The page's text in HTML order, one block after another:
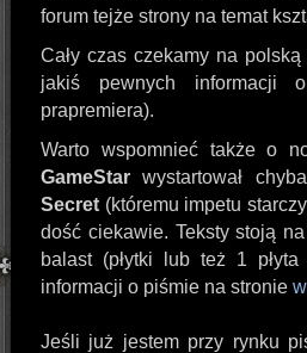
forum tejże strony na temat
Cały czas czekamy na
jakiś pewnych informacji
prapremiera).
Warto wspomnieć także o
GameStar wystartował
Secret (któremu impetu
dość ciekawie. Teksty stoją
balast (płytki lub też 1
informacji o piśmie na stronie
Jeśli już jestem przy rynku